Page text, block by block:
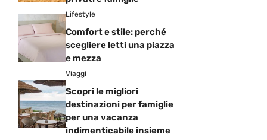
Lifestyle
Comfort e stile: perché
scegliere letti una piazza
e mezza
Viaggi
Scopri le migliori
destinazioni per famiglie
per una vacanza
indimenticabile insieme